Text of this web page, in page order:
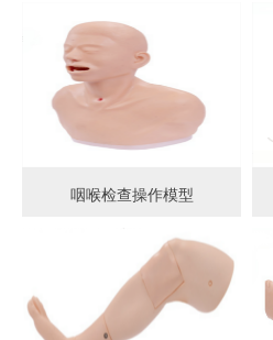
咽喉检查操作模型